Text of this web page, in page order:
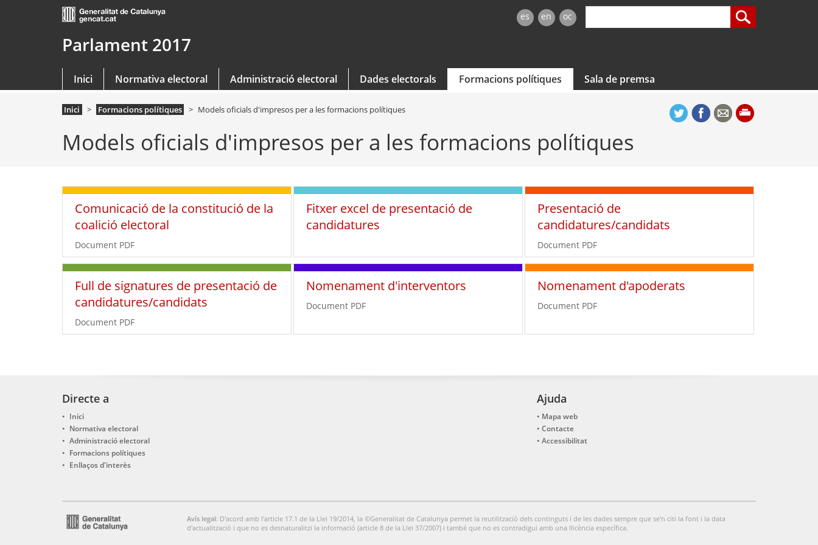
es en oc
Parlament 2017
Inici Normativa electoral Administració electoral Dades electorals Formacions polítiques Sala de premsa
Inici Formacions polítiques Models oficials d'impresos per a les formacions polítiques
Models oficials d'impresos per a les formacions polítiques
Comunicació de la constitució de la
coalició electoral
Document PDF
Fitxer excel de presentació de
candidatures
Presentació de
candidatures/candidats
Document PDF
Full de signatures de presentació de
candidatures/candidats
Document PDF
Nomenament d'interventors
Document PDF
Nomenament d'apoderats
Document PDF
Directe a
Inici
Normativa electoral
Administració electoral
Formacions polítiques
Enllaços d'interès
Ajuda
Mapa web
Contacte
Accessibilitat
Avís legal: D'acord amb l'article 17.1 de la Llei 19/2014, la ©Generalitat de Catalunya permet la reutilització dels continguts i de les dades sempre que se'n citi la font i la data
d'actualització i que no es desnaturalitzi la informació (article 8 de la Llei 37/2007) i també que no es contradigui amb una llicència específica.